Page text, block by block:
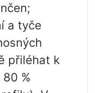
a tyče
přiléhat k
%